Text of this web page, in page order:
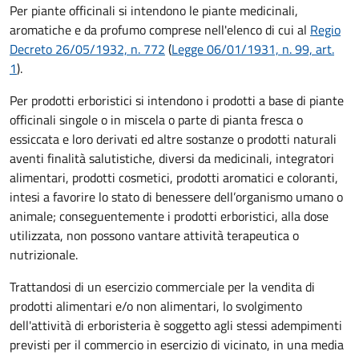
Per piante officinali si intendono le piante medicinali,
aromatiche e da profumo comprese nell'elenco di cui al Regio
Decreto 26/05/1932, n. 772 (Legge 06/01/1931, n. 99, art.
1).
Per prodotti erboristici si intendono i prodotti a base di piante
officinali singole o in miscela o parte di pianta fresca o
essiccata e loro derivati ed altre sostanze o prodotti naturali
aventi finalità salutistiche, diversi da medicinali, integratori
alimentari, prodotti cosmetici, prodotti aromatici e coloranti,
intesi a favorire lo stato di benessere dell’organismo umano o
animale; conseguentemente i prodotti erboristici, alla dose
utilizzata, non possono vantare attività terapeutica o
nutrizionale.
Trattandosi di un esercizio commerciale per la vendita di
prodotti alimentari e/o non alimentari, lo svolgimento
dell'attività di erboristeria è soggetto agli stessi adempimenti
previsti per il commercio in esercizio di vicinato, in una media